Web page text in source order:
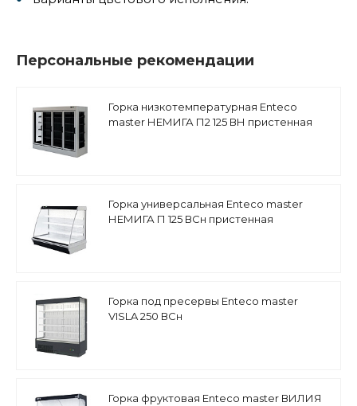
Персональные рекомендации
Горка низкотемпературная Enteco
master НЕМИГА П2 125 ВН пристенная
Горка универсальная Enteco master
НЕМИГА П 125 ВСн пристенная
Горка под пресервы Enteco master
VISLA 250 ВСн
Горка фруктовая Enteco master ВИЛИЯ